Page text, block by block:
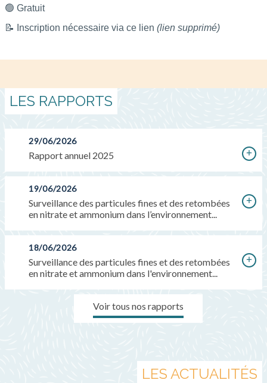
🟢 Gratuit
📝
Inscription nécessaire via ce lien (lien supprimé)
LES RAPPORTS
29/06/2026
Rapport annuel 2025
19/06/2026
Surveillance des particules fines et des retombées
en nitrate et ammonium dans l’environnement...
18/06/2026
Surveillance des particules fines et des retombées
en nitrate et ammonium dans l'environnement...
Voir tous nos rapports
LES ACTUALITÉS